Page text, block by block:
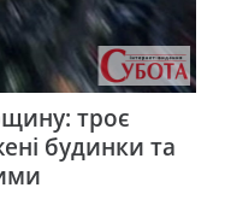
троє
будинки та